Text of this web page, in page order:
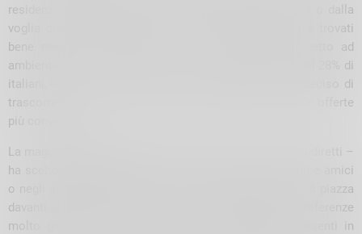
residenza, dal desiderio di riscoprire le bellezze d’Italia o dalla
voglia di ritornare in posti già conosciuti dove ci si è trovati
bene negli anni precedenti e si è più tranquilli rispetto ad
ambiente, servizi e persone. Ma c’è anche una quota del 28% di
italiani, oltre 1 su 4 tra coloro che viaggiano, che ha deciso di
trascorrere una vacanza all’estero spinti spesso dalle offerte
più convenienti.
La maggioranza degli italiani in viaggio – riferisce la Coldiretti –
ha scelto di alloggiare nelle case di proprietà, di parenti e amici
o negli appartamenti in affitto, in ripresa l’albergo, che si piazza
davanti ai bed and breakfast ma nella classifica delle preferenze
molto gettonati sono anche i 25mila agriturismi presenti in